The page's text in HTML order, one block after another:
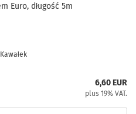
Euro, długość 5m
6,60 EUR
plus 19% VAT.